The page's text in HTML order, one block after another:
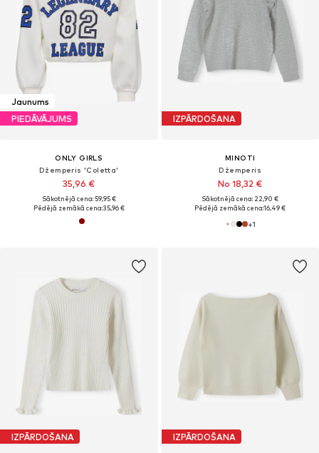
Jaunums
PIEDĀVĀJUMS
ONLY GIRLS
Džemperis 'Coletta'
35,96 €
Sākotnējā cena: 59,95 €
Pēdējā zemākā cena:35,96 €
IZPĀRDOŠANA
MINOTI
Džemperis
No 18,32 €
Sākotnējā cena: 22,90 €
Pēdējā zemākā cena:16,49 €
+1
IZPĀRDOŠANA IZPĀRDOŠANA